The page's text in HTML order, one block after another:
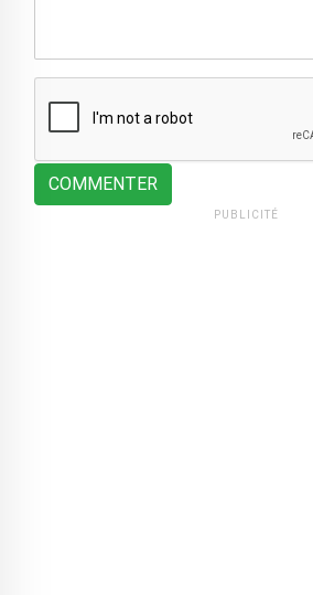
COMMENTER
PUBLICITÉ